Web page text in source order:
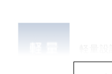
直営店一覧